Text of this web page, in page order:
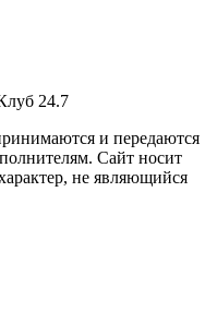
24.7
и передаются
Сайт носит
не являющийся